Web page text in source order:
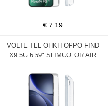
€ 7.19
VOLTE-TEL ΘΗΚΗ OPPO FIND
X9 5G 6.59" SLIMCOLOR AIR
PROTECTION ΔΙΑΦΑΝΗ